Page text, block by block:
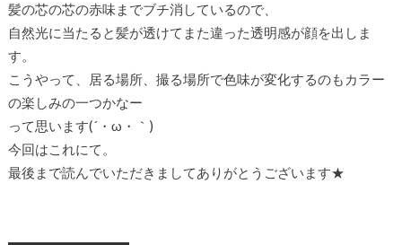
髪の芯の芯の赤味までブチ消しているので、
自然光に当たると髪が透けてまた違った透明感が顔を出しま
す。
こうやって、居る場所、撮る場所で色味が変化するのもカラー
の楽しみの一つかなー
って思います(´・ω・｀)
今回はこれにて。
最後まで読んでいただきましてありがとうございます★